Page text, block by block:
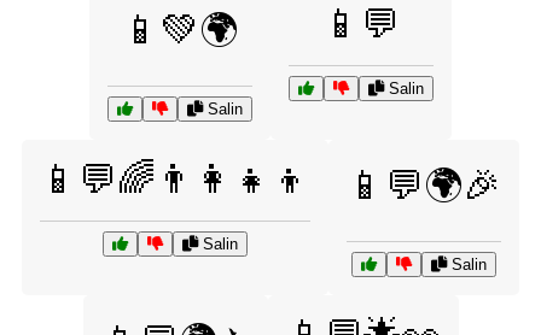
📱💚🌍
Salin
📱💬
Salin
📱💬🌈👨‍👩‍👧‍👦
Salin
📱💬🌍🎉
Salin